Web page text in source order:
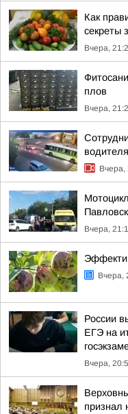
Как
секреты
Вчера,
плов
Вчера,
Вчера,
Вчера,
Вчера,
России
ЕГЭ на
Вчера,
признал